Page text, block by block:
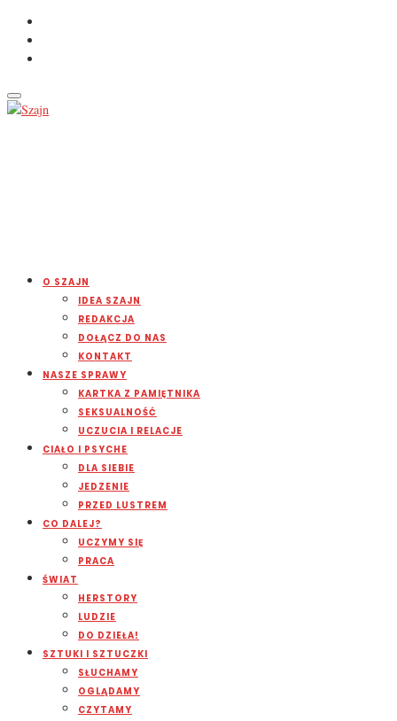
O SZAJN
IDEA SZAJN
REDAKCJA
DOŁĄCZ DO NAS
KONTAKT
NASZE SPRAWY
KARTKA Z PAMIĘTNIKA
SEKSUALNOŚĆ
UCZUCIA I RELACJE
CIAŁO I PSYCHE
DLA SIEBIE
JEDZENIE
PRZED LUSTREM
CO DALEJ?
UCZYMY SIĘ
PRACA
ŚWIAT
HERSTORY
LUDZIE
DO DZIEŁA!
SZTUKI I SZTUCZKI
SŁUCHAMY
OGLĄDAMY
CZYTAMY